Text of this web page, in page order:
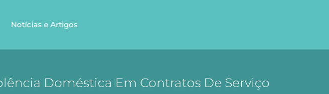
Notícias e Artigos
Doméstica Em Contratos De Serviço